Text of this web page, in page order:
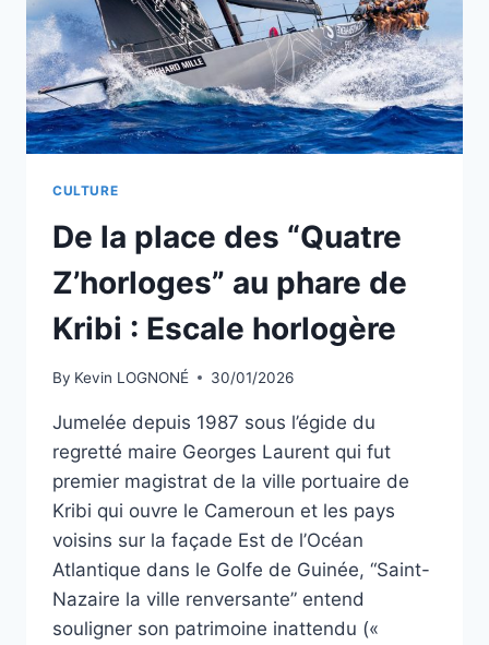
CULTURE
De la place des “Quatre
Z’horloges” au phare de
Kribi : Escale horlogère
By Kevin LOGNONÉ 30/01/2026
Jumelée depuis 1987 sous l’égide du
regretté maire Georges Laurent qui fut
premier magistrat de la ville portuaire de
Kribi qui ouvre le Cameroun et les pays
voisins sur la façade Est de l’Océan
Atlantique dans le Golfe de Guinée, “Saint-
Nazaire la ville renversante” entend
souligner son patrimoine inattendu («